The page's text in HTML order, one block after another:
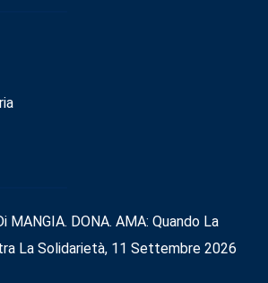
MANGIA. DONA. AMA: Quando La
La Solidarietà, 11 Settembre 2026